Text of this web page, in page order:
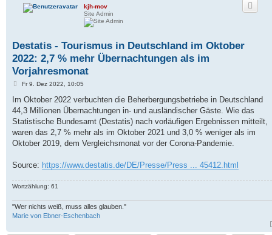
kjh-mov
Site Admin
Destatis - Tourismus in Deutschland im Oktober
2022: 2,7 % mehr Übernachtungen als im
Vorjahresmonat
B
i
r
a
Fr 9. Dez 2022, 10:05
Im Oktober 2022 verbuchten die Beherbergungsbetriebe in Deutschland
44,3 Millionen Übernachtungen in- und ausländischer Gäste. Wie das
Statistische Bundesamt (Destatis) nach vorläufigen Ergebnissen mitteilt,
waren das 2,7 % mehr als im Oktober 2021 und 3,0 % weniger als im
Oktober 2019, dem Vergleichsmonat vor der Corona-Pandemie.
Source: https://www.destatis.de/DE/Presse/Press ... 45412.html
Wortzählung: 61
"Wer nichts weiß, muss alles glauben."
Marie von Ebner-Eschenbach